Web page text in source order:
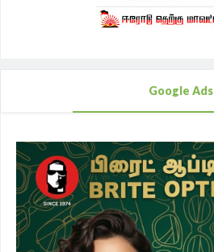
Google Ads